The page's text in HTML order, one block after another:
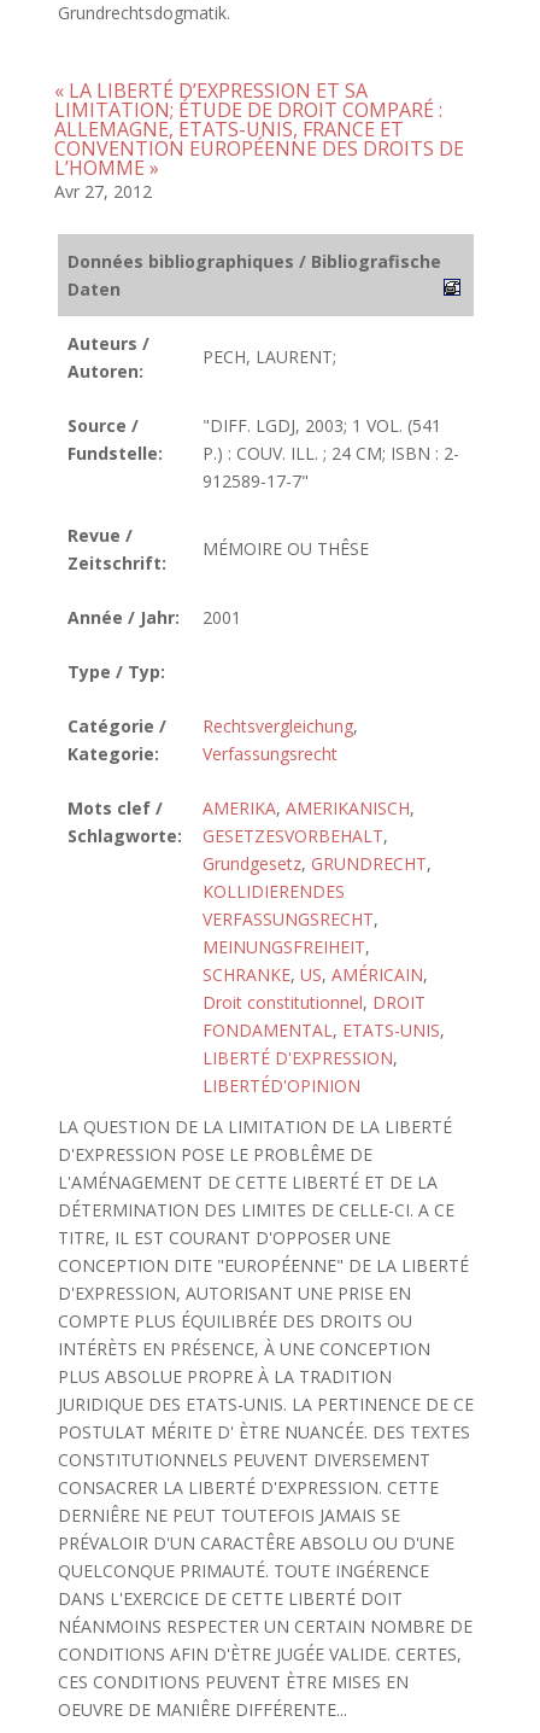
Grundrechtsdogmatik.
« LA LIBERTÉ D’EXPRESSION ET SA
LIMITATION; ÉTUDE DE DROIT COMPARÉ :
ALLEMAGNE, ETATS-UNIS, FRANCE ET
CONVENTION EUROPÉENNE DES DROITS DE
L’HOMME »
Avr 27, 2012
Données bibliographiques / Bibliografische
Daten
Auteurs /
Autoren:
PECH, LAURENT;
Source /
Fundstelle:
"DIFF. LGDJ, 2003; 1 VOL. (541
P.) : COUV. ILL. ; 24 CM; ISBN : 2-
912589-17-7"
Revue /
Zeitschrift:
MÉMOIRE OU THÊSE
Année / Jahr: 2001
Type / Typ:
Catégorie /
Kategorie:
Rechtsvergleichung,
Verfassungsrecht
Mots clef /
Schlagworte:
AMERIKA, AMERIKANISCH,
GESETZESVORBEHALT,
Grundgesetz, GRUNDRECHT,
KOLLIDIERENDES
VERFASSUNGSRECHT,
MEINUNGSFREIHEIT,
SCHRANKE, US, AMÉRICAIN,
Droit constitutionnel, DROIT
FONDAMENTAL, ETATS-UNIS,
LIBERTÉ D'EXPRESSION,
LIBERTÉD'OPINION
LA QUESTION DE LA LIMITATION DE LA LIBERTÉ
D'EXPRESSION POSE LE PROBLÊME DE
L'AMÉNAGEMENT DE CETTE LIBERTÉ ET DE LA
DÉTERMINATION DES LIMITES DE CELLE-CI. A CE
TITRE, IL EST COURANT D'OPPOSER UNE
CONCEPTION DITE "EUROPÉENNE" DE LA LIBERTÉ
D'EXPRESSION, AUTORISANT UNE PRISE EN
COMPTE PLUS ÉQUILIBRÉE DES DROITS OU
INTÉRÈTS EN PRÉSENCE, À UNE CONCEPTION
PLUS ABSOLUE PROPRE À LA TRADITION
JURIDIQUE DES ETATS-UNIS. LA PERTINENCE DE CE
POSTULAT MÉRITE D' ÈTRE NUANCÉE. DES TEXTES
CONSTITUTIONNELS PEUVENT DIVERSEMENT
CONSACRER LA LIBERTÉ D'EXPRESSION. CETTE
DERNIÊRE NE PEUT TOUTEFOIS JAMAIS SE
PRÉVALOIR D'UN CARACTÊRE ABSOLU OU D'UNE
QUELCONQUE PRIMAUTÉ. TOUTE INGÉRENCE
DANS L'EXERCICE DE CETTE LIBERTÉ DOIT
NÉANMOINS RESPECTER UN CERTAIN NOMBRE DE
CONDITIONS AFIN D'ÈTRE JUGÉE VALIDE. CERTES,
CES CONDITIONS PEUVENT ÈTRE MISES EN
OEUVRE DE MANIÊRE DIFFÉRENTE...